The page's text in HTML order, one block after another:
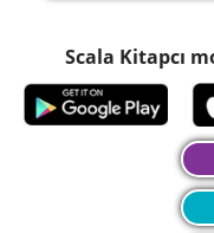
Scala Kitapcı